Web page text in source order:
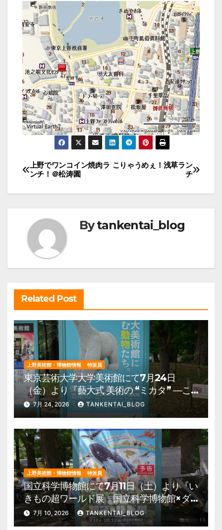
投
ナ
ゲ
ー
シ
ョ
ン
こりゃうめぇ！浅草ラン
チ
上野でワンコイン焼肉ラ
ンチ！＠松涛園
Bytankentai_blog
Related Post
上野美術館・博物館情報 特派員
東京芸術大学大学美術館にて7月24日
（金）より『藝大式 美術の “ミカタ” ―こ
の夏、藝大生になる―』を開催。 上野公
園 美術館・博物館 混雑情報他
7月 24, 2026 TANKENTAI_BLOG
上野美術館・博物館情報 特派員
国立科学博物館にて7月11日（土）より『い
きもの超ワールド展 国立科学博物館×ダ
ーウィンが来た！』を開催。 上野公園
美術館・博物館 混雑情報他
7月 10, 2026 TANKENTAI_BLOG